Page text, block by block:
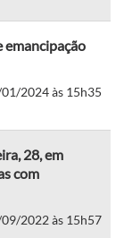
emancipação
2024 às 15h35
28, em
com
2022 às 15h57